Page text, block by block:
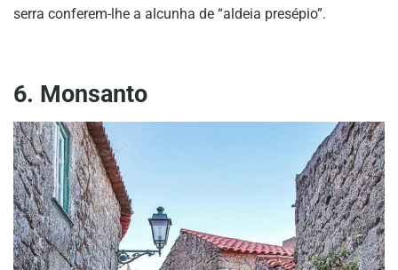
serra conferem-lhe a alcunha de “aldeia presépio”.
6. Monsanto